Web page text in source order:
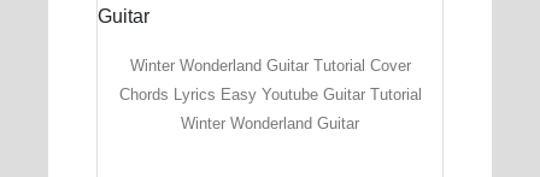
Winter Wonderland Guitar Tutorial Cover
Chords Lyrics Easy Youtube Guitar Tutorial
Winter Wonderland Guitar